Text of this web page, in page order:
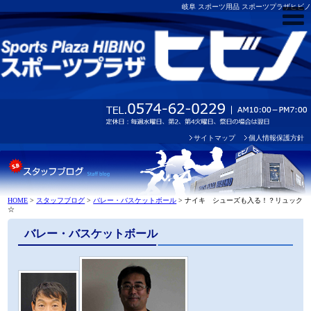
岐阜 スポーツ用品 スポーツプラザヒビノ
サイトマップ 個人情報保護方針
HOME > スタッフブログ > バレー・バスケットボール >ナイキ シューズも入る！？リュック
☆
バレー・バスケットボール